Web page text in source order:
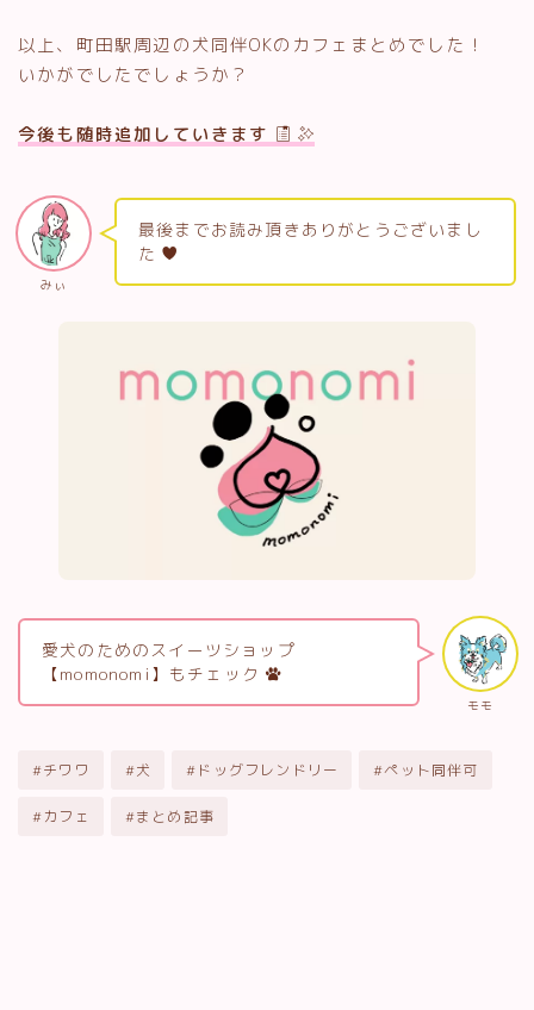
以上、町田駅周辺の犬同伴OKのカフェまとめでした！
いかがでしたでしょうか？
今後も随時追加していきます
みぃ
最後までお読み頂きありがとうございまし
た
モモ
愛犬のためのスイーツショップ
【momonomi】もチェック
#チワワ #犬 #ドッグフレンドリー #ペット同伴可
#カフェ #まとめ記事